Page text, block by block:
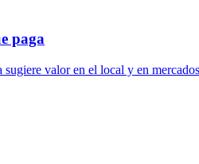
paga
valor en el local y en